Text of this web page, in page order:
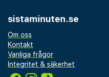
sistaminuten.se
Om oss
Kontakt
Vanliga frågor
Integritet & säkerhet